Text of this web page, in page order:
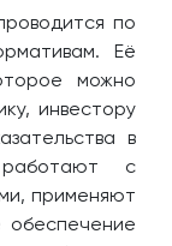
по
Её
можно
инвестору
в
с
применяют
обеспечение